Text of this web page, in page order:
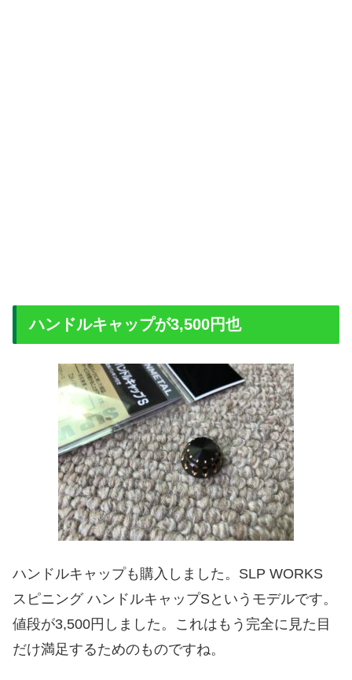
ハンドルキャップが3,500円也
ハンドルキャップも購入しました。SLP WORKS
スピニング ハンドルキャップSというモデルです。
値段が3,500円しました。これはもう完全に見た目
だけ満足するためのものですね。